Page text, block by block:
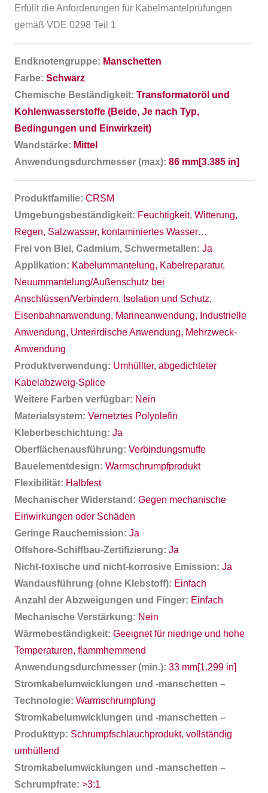
Erfüllt die Anforderungen für Kabelmantelprüfungen
gemäß VDE 0298 Teil 1
Endknotengruppe: Manschetten
Farbe: Schwarz
Chemische Beständigkeit: Transformatoröl und
Kohlenwasserstoffe (Beide, Je nach Typ,
Bedingungen und Einwirkzeit)
Wandstärke: Mittel
Anwendungsdurchmesser (max): 86 mm[3.385 in]
Produktfamilie: CRSM
Umgebungsbeständigkeit: Feuchtigkeit, Witterung,
Regen, Salzwasser, kontaminiertes Wasser…
Frei von Blei, Cadmium, Schwermetallen: Ja
Applikation: Kabelummantelung, Kabelreparatur,
Neuummantelung/Außenschutz bei
Anschlüssen/Verbindern, Isolation und Schutz,
Eisenbahnanwendung, Marineanwendung, Industrielle
Anwendung, Unterirdische Anwendung, Mehrzweck-
Anwendung
Produktverwendung: Umhüllter, abgedichteter
Kabelabzweig-Splice
Weitere Farben verfügbar: Nein
Materialsystem: Vernetztes Polyolefin
Kleberbeschichtung: Ja
Oberflächenausführung: Verbindungsmuffe
Bauelementdesign: Warmschrumpfprodukt
Flexibilität: Halbfest
Mechanischer Widerstand: Gegen mechanische
Einwirkungen oder Schäden
Geringe Rauchemission: Ja
Offshore-Schiffbau-Zertifizierung: Ja
Nicht-toxische und nicht-korrosive Emission: Ja
Wandausführung (ohne Klebstoff): Einfach
Anzahl der Abzweigungen und Finger: Einfach
Mechanische Verstärkung: Nein
Wärmebeständigkeit: Geeignet für niedrige und hohe
Temperaturen, flammhemmend
Anwendungsdurchmesser (min.): 33 mm[1.299 in]
Stromkabelumwicklungen und -manschetten –
Technologie: Warmschrumpfung
Stromkabelumwicklungen und -manschetten –
Produkttyp: Schrumpfschlauchprodukt, vollständig
umhüllend
Stromkabelumwicklungen und -manschetten –
Schrumpfrate: >3:1